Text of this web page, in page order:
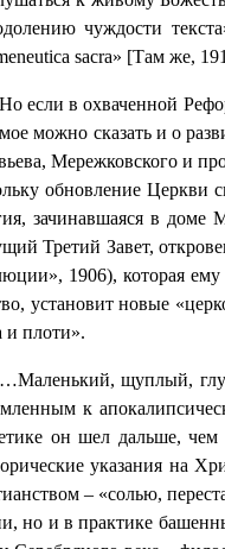
чуждости
sacra» [Там же,
Но если в охваченной
можно сказать и о
Мережковского и
обновление Церкви
зачинавшаяся в доме
Третий Завет,
1906), которая
установит новые
и плоти».
…Маленький, щуплый,
к
он шел дальше,
указания на
– «солью,
но и в практике